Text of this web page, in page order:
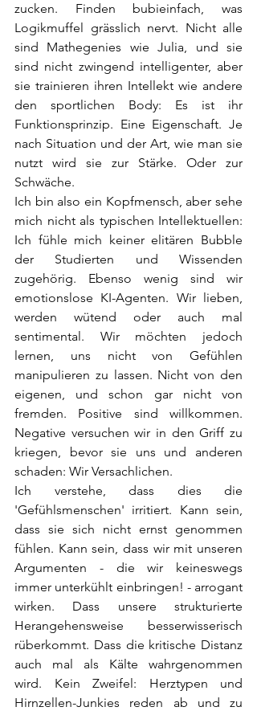
zucken. Finden bubieinfach, was
Logikmuffel grässlich nervt. Nicht alle
sind Mathegenies wie Julia, und sie
sind nicht zwingend intelligenter, aber
sie trainieren ihren Intellekt wie andere
den sportlichen Body: Es ist ihr
Funktionsprinzip. Eine Eigenschaft. Je
nach Situation und der Art, wie man sie
nutzt wird sie zur Stärke. Oder zur
Schwäche.
Ich bin also ein Kopfmensch, aber sehe
mich nicht als typischen Intellektuellen:
Ich fühle mich keiner elitären Bubble
der Studierten und Wissenden
zugehörig. Ebenso wenig sind wir
emotionslose KI-Agenten. Wir lieben,
werden wütend oder auch mal
sentimental. Wir möchten jedoch
lernen, uns nicht von Gefühlen
manipulieren zu lassen. Nicht von den
eigenen, und schon gar nicht von
fremden. Positive sind willkommen.
Negative versuchen wir in den Griff zu
kriegen, bevor sie uns und anderen
schaden: Wir Versachlichen.
Ich verstehe, dass dies die
'Gefühlsmenschen' irritiert. Kann sein,
dass sie sich nicht ernst genommen
fühlen. Kann sein, dass wir mit unseren
Argumenten - die wir keineswegs
immer unterkühlt einbringen! - arrogant
wirken. Dass unsere strukturierte
Herangehensweise besserwisserisch
rüberkommt. Dass die kritische Distanz
auch mal als Kälte wahrgenommen
wird. Kein Zweifel: Herztypen und
Hirnzellen-Junkies reden ab und zu